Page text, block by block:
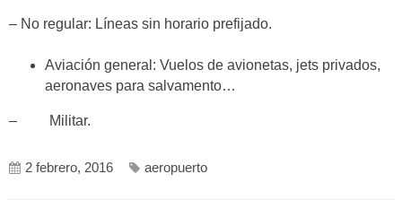
– No regular: Líneas sin horario prefijado.
Aviación general: Vuelos de avionetas, jets privados,
aeronaves para salvamento…
– Militar.
2 febrero, 2016 aeropuerto